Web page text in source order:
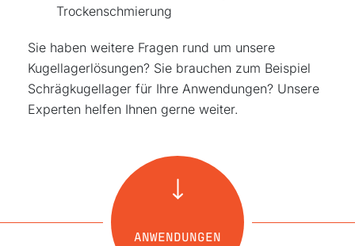
Trockenschmierung
Sie haben weitere Fragen rund um unsere
Kugellagerlösungen? Sie brauchen zum Beispiel
Schrägkugellager für Ihre Anwendungen? Unsere
Experten helfen Ihnen gerne weiter.
ANWENDUNGEN